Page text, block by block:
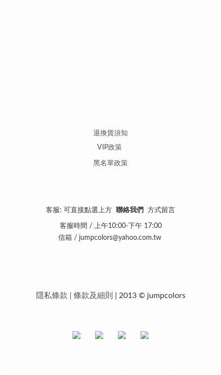
退換貨須知
VIP政策
黑名單政策
客服: 可直接點選上方 聯絡我們 方式留言
客服時間 / 上午10:00-下午 17:00
信箱 / jumpcolors@yahoo.com.tw
隱私條款 | 條款及細則 | 2013 © jumpcolors